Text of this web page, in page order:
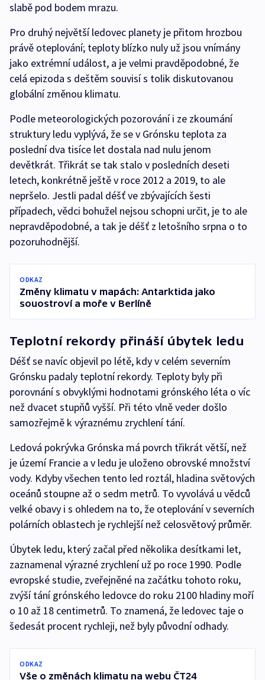
slabě pod bodem mrazu.
Pro druhý největší ledovec planety je přitom hrozbou
právě oteplování; teploty blízko nuly už jsou vnímány
jako extrémní událost, a je velmi pravděpodobné, že
celá epizoda s deštěm souvisí s tolik diskutovanou
globální změnou klimatu.
Podle meteorologických pozorování i ze zkoumání
struktury ledu vyplývá, že se v Grónsku teplota za
poslední dva tisíce let dostala nad nulu jenom
devětkrát. Třikrát se tak stalo v posledních deseti
letech, konkrétně ještě v roce 2012 a 2019, to ale
nepršelo. Jestli padal déšť ve zbývajících šesti
případech, vědci bohužel nejsou schopni určit, je to ale
nepravděpodobné, a tak je déšť z letošního srpna o to
pozoruhodnější.
ODKAZ
Změny klimatu v mapách: Antarktida jako
souostroví a moře v Berlíně
Teplotní rekordy přináší úbytek ledu
Déšť se navíc objevil po létě, kdy v celém severním
Grónsku padaly teplotní rekordy. Teploty byly při
porovnání s obvyklými hodnotami grónského léta o víc
než dvacet stupňů vyšší. Při této vlně veder došlo
samozřejmě k výraznému zrychlení tání.
Ledová pokrývka Grónska má povrch třikrát větší, než
je území Francie a v ledu je uloženo obrovské množství
vody. Kdyby všechen tento led roztál, hladina světových
oceánů stoupne až o sedm metrů. To vyvolává u vědců
velké obavy i s ohledem na to, že oteplování v severních
polárních oblastech je rychlejší než celosvětový průměr.
Úbytek ledu, který začal před několika desítkami let,
zaznamenal výrazné zrychlení už po roce 1990. Podle
evropské studie, zveřejněné na začátku tohoto roku,
zvýší tání grónského ledovce do roku 2100 hladiny moří
o 10 až 18 centimetrů. To znamená, že ledovec taje o
šedesát procent rychleji, než byly původní odhady.
ODKAZ
Vše o změnách klimatu na webu ČT24